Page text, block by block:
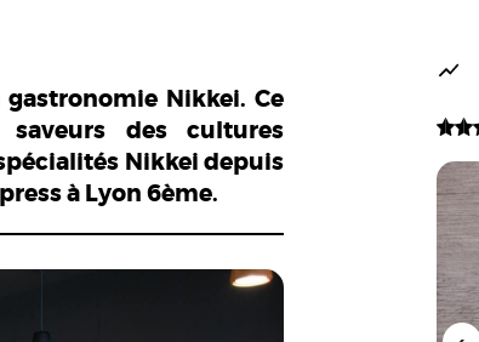
Nikkei. Ce
des cultures
Nikkei depuis
à Lyon 6ème.